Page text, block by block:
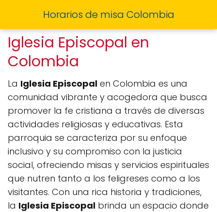
Horarios de misa Colombia
Iglesia Episcopal en
Colombia
La Iglesia Episcopal en Colombia es una
comunidad vibrante y acogedora que busca
promover la fe cristiana a través de diversas
actividades religiosas y educativas. Esta
parroquia se caracteriza por su enfoque
inclusivo y su compromiso con la justicia
social, ofreciendo misas y servicios espirituales
que nutren tanto a los feligreses como a los
visitantes. Con una rica historia y tradiciones,
la Iglesia Episcopal brinda un espacio donde